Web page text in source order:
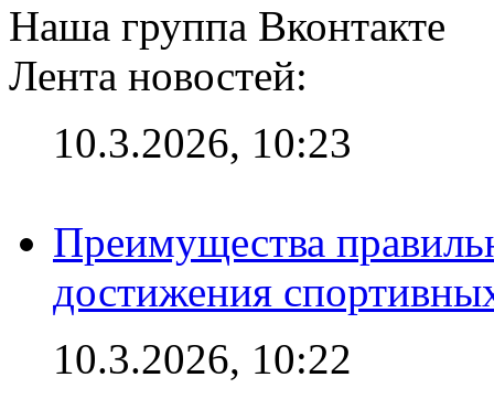
Наша группа Вконтакте
Лента новостей:
10.3.2026, 10:23
Преимущества
достижения
10.3.2026, 10:22